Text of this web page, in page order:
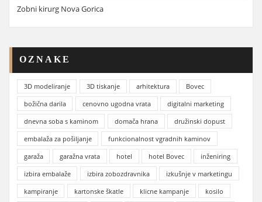
Zobni kirurg Nova Gorica
OZNAKE
3D modeliranje 3D tiskanje arhitektura
Bovec
božična darila
cenovno ugodna vrata
digitalni marketing
dnevna soba s kaminom
domača hrana
družinski dopust
embalaža za pošiljanje
funkcionalnost vgradnih kaminov
garaža
garažna vrata hotel hotel Bovec
inženiring
izbira embalaže
izbira zobozdravnika
izkušnje v marketingu
kampiranje
kartonske škatle klicne kampanje kosilo